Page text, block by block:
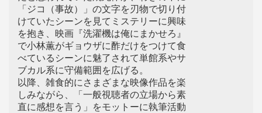
「ジコ（事故）」の文字を刃物で切り付
けていたシーンを見てミステリーに興味
を抱き、映画『洗濯機は俺にまかせろ』
で小林薫がギョウザに酢だけをつけて食
べているシーンに魅了されて単館系やサ
ブカル系に守備範囲を広げる。
以降、雑食的にさまざまな映像作品を楽
しみながら、「一般視聴者の立場から素
直に感想を言う」をモットーに執筆活動